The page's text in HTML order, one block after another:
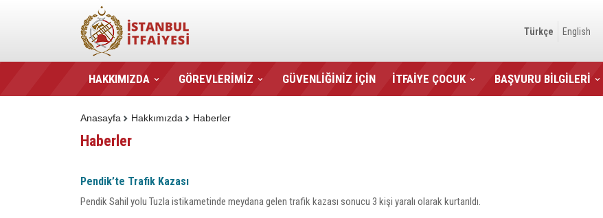
Türkçe English
HAKKIMIZDA GÖREVLERİMİZ GÜVENLİĞİNİZ İÇİN İTFAİYE ÇOCUK BAŞVURU BİLGİLERİ
Haberler
Hakkımızda
Anasayfa
Haberler
Pendik’te Trafik Kazası
Pendik Sahil yolu Tuzla istikametinde meydana gelen trafik kazası sonucu 3 kişi yaralı olarak kurtarıldı.